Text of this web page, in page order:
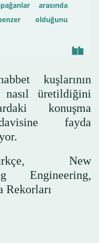
arasında
olduğunu
kuşlarının
nasıl üretildiğini
konuşma
fayda
New
Engineering,
Rekorları